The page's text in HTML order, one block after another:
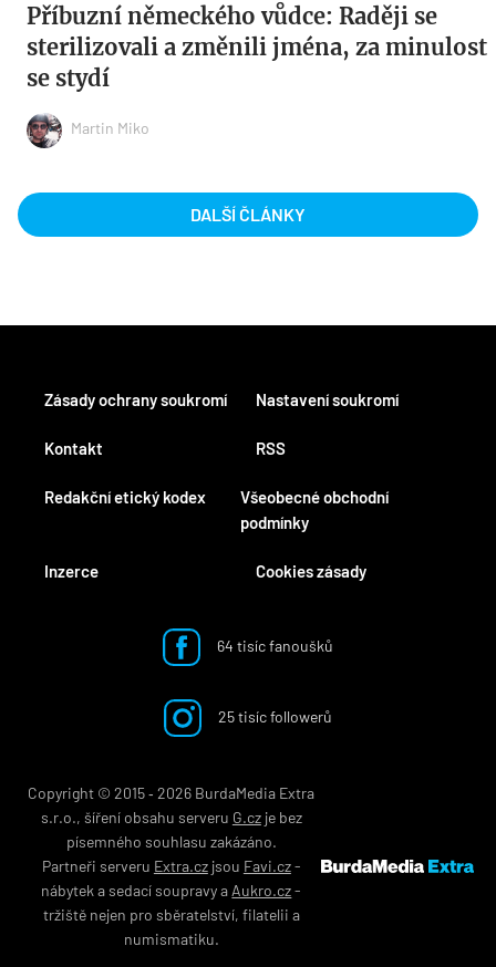
Příbuzní německého vůdce: Raději se
sterilizovali a změnili jména, za minulost
se stydí
Martin Miko
DALŠÍ ČLÁNKY
Kontakt
Redakční etický kodex
Inzerce
RSS
Všeobecné obchodní
podmínky
Cookies zásady
Zásady ochrany soukromí Nastavení soukromí
64 tisíc fanoušků
25 tisíc followerů
Copyright © 2015 ‐ 2026 BurdaMedia Extra
s.r.o., šíření obsahu serveru G.czje bez
písemného souhlasu zakázáno.
Partneři serveru Extra.czjsou Favi.cz-
nábytek a sedací soupravya Aukro.cz-
tržiště nejen pro sběratelství, filatelii a
numismatiku.